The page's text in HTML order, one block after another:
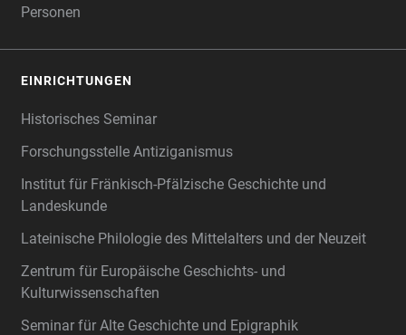
Personen
EINRICHTUNGEN
Historisches Seminar
Forschungsstelle Antiziganismus
Institut für Fränkisch-Pfälzische Geschichte und
Landeskunde
Lateinische Philologie des Mittelalters und der Neuzeit
Zentrum für Europäische Geschichts- und
Kulturwissenschaften
Seminar für Alte Geschichte und Epigraphik